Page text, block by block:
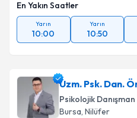
En Yakın Saatler
Yarın
10:00
Yarın
10:50
Uzm. Psk. Dan.
Psikolojik Danışman
Bursa, Nilüfer